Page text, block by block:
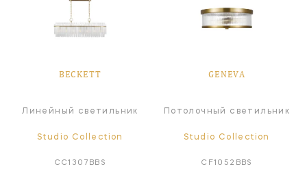
BECKETT
Линейный светильник
Studio Collection
CC1307BBS
GENEVA
Потолочный светильник
Studio Collection
CF1052BBS